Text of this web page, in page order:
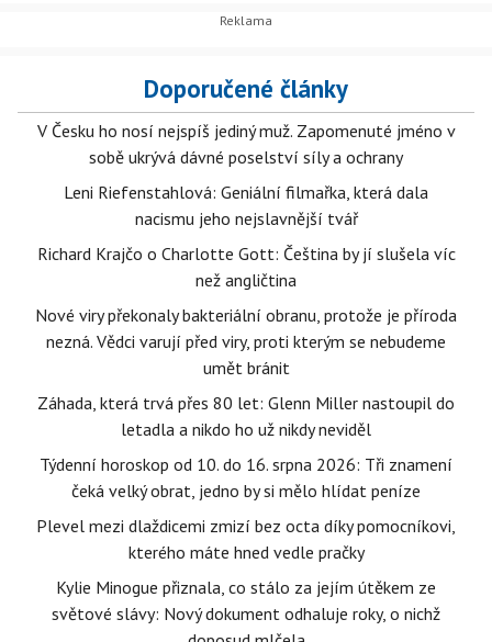
Doporučené články
V Česku ho nosí nejspíš jediný muž. Zapomenuté jméno v
sobě ukrývá dávné poselství síly a ochrany
Leni Riefenstahlová: Geniální filmařka, která dala
nacismu jeho nejslavnější tvář
Richard Krajčo o Charlotte Gott: Čeština by jí slušela víc
než angličtina
Nové viry překonaly bakteriální obranu, protože je příroda
nezná. Vědci varují před viry, proti kterým se nebudeme
umět bránit
Záhada, která trvá přes 80 let: Glenn Miller nastoupil do
letadla a nikdo ho už nikdy neviděl
Týdenní horoskop od 10. do 16. srpna 2026: Tři znamení
čeká velký obrat, jedno by si mělo hlídat peníze
Plevel mezi dlaždicemi zmizí bez octa díky pomocníkovi,
kterého máte hned vedle pračky
Kylie Minogue přiznala, co stálo za jejím útěkem ze
světové slávy: Nový dokument odhaluje roky, o nichž